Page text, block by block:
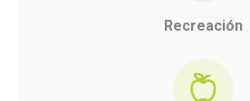
Recreación